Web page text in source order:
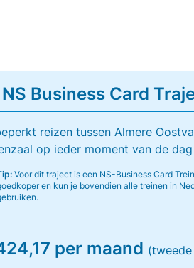
NS Business Card
reizen tussen Almere
op ieder moment van de dag
Voor dit traject is een NS-Business Card
en kun je bovendien alle treinen in
per maand (tweede